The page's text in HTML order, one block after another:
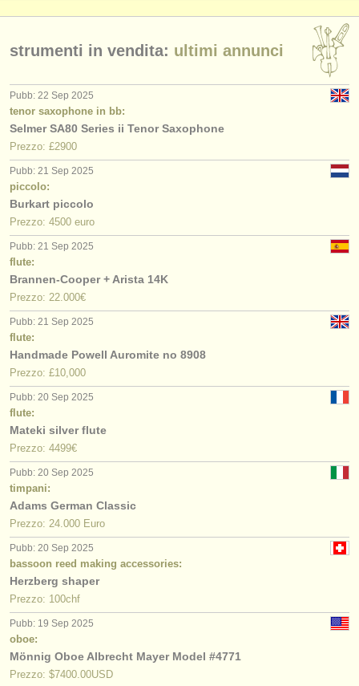
strumenti in vendita: ultimi annunci
Pubb: 22 Sep 2025
tenor saxophone in bb:
Selmer SA80 Series ii Tenor Saxophone
Prezzo: £2900
Pubb: 21 Sep 2025
piccolo:
Burkart piccolo
Prezzo: 4500 euro
Pubb: 21 Sep 2025
flute:
Brannen-Cooper + Arista 14K
Prezzo: 22.000€
Pubb: 21 Sep 2025
flute:
Handmade Powell Auromite no 8908
Prezzo: £10,000
Pubb: 20 Sep 2025
flute:
Mateki silver flute
Prezzo: 4499€
Pubb: 20 Sep 2025
timpani:
Adams German Classic
Prezzo: 24.000 Euro
Pubb: 20 Sep 2025
bassoon reed making accessories:
Herzberg shaper
Prezzo: 100chf
Pubb: 19 Sep 2025
oboe:
Mönnig Oboe Albrecht Mayer Model #4771
Prezzo: $7400.00USD